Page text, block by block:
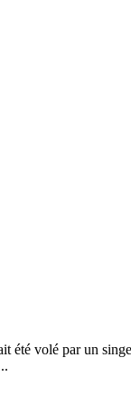
volé par un